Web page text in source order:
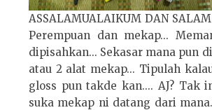
ASSALAMUALAIKUM DAN
Perempuan dan mekap...
dipisahkan... Sekasar mana pun
atau 2 alat mekap... Tipulah
gloss pun takde kan.... AJ? Tak
suka mekap ni datang dari